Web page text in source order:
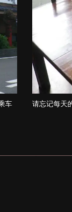
车
请忘记每天